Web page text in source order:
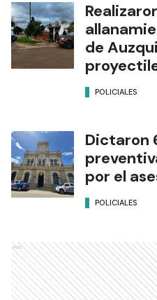
de
POLICIALES
Dictaron
por el
POLICIALES
Ads